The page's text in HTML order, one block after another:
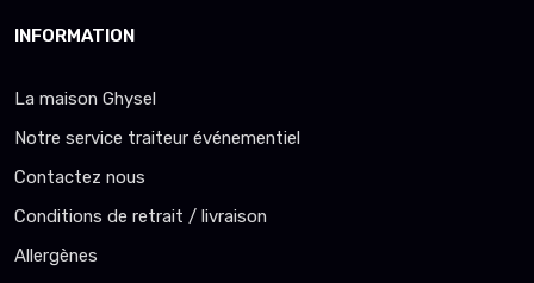
INFORMATION
La maison Ghysel
Notre service traiteur événementiel
Contactez nous
Conditions de retrait / livraison
Allergènes